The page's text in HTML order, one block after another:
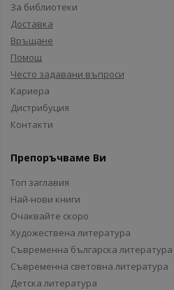
За библиотеки
Доставка
Връщане
Помощ
Често задавани въпроси
Кариера
Дистрибуция
Контакти
Препоръчваме Ви
Топ заглавия
Най-нови книги
Очаквайте скоро
Художествена литература
Съвременна българска литература
Съвременна световна литература
Детска литература